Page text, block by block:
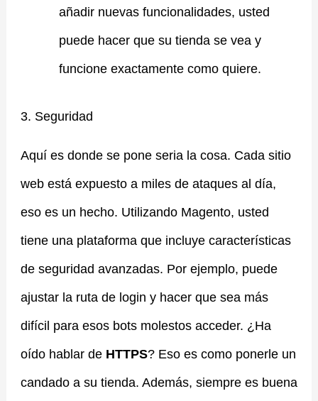
añadir nuevas funcionalidades, usted
puede hacer que su tienda se vea y
funcione exactamente como quiere.
3. Seguridad
Aquí es donde se pone seria la cosa. Cada sitio
web está expuesto a miles de ataques al día,
eso es un hecho. Utilizando Magento, usted
tiene una plataforma que incluye características
de seguridad avanzadas. Por ejemplo, puede
ajustar la ruta de login y hacer que sea más
difícil para esos bots molestos acceder. ¿Ha
oído hablar de HTTPS? Eso es como ponerle un
candado a su tienda. Además, siempre es buena